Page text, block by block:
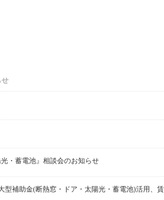
せ
・蓄電池』相談会のお知らせ
型補助金(断熱窓・ドア・太陽光・蓄電池)活用、